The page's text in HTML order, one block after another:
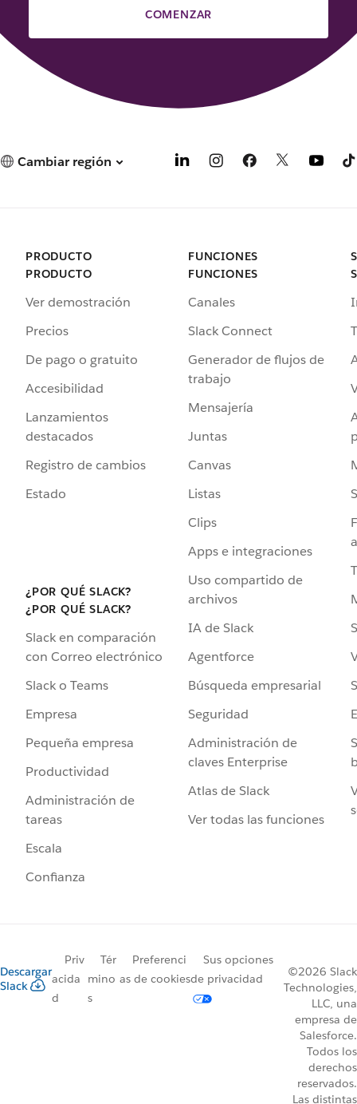
COMENZAR
Cambiar región
PRODUCTO
PRODUCTO
Ver demostración
Precios
De pago o gratuito
Accesibilidad
Lanzamientos
destacados
Registro de cambios
Estado
¿POR QUÉ SLACK?
¿POR QUÉ SLACK?
Slack en comparación
con Correo electrónico
Slack o Teams
Empresa
Pequeña empresa
Productividad
Administración de
tareas
Escala
Confianza
FUNCIONES
FUNCIONES
Canales
Slack Connect
Generador de flujos de
trabajo
Mensajería
Juntas
Canvas
Listas
Clips
Apps e integraciones
Uso compartido de
archivos
IA de Slack
Agentforce
Búsqueda empresarial
Seguridad
Administración de
claves Enterprise
Atlas de Slack
Ver todas las funciones
Descargar
Slack
Priv
acida
d
Tér
mino
s
Preferenci
as de cookies
Sus opciones
de privacidad
©2026 Slack
Technologies,
LLC, una
empresa de
Salesforce.
Todos los
derechos
reservados.
Las distintas